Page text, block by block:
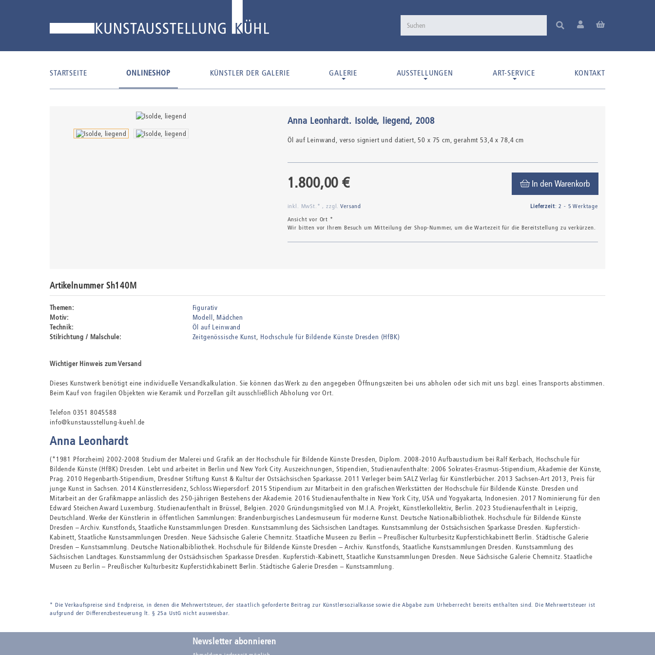
STARTSEITE ONLINESHOP KÜNSTLER DER GALERIE GALERIE AUSSTELLUNGEN ART-SERVICE KONTAKT
Anna Leonhardt. Isolde, liegend, 2008
Öl auf Leinwand, verso signiert und datiert, 50 x 75 cm, gerahmt 53,4 x 78,4 cm
1.800,00 €
inkl. MwSt.* , zzgl.Versand
In den Warenkorb
Lieferzeit: 2 - 5 Werktage
Ansicht vor Ort *
Wir bitten vor Ihrem Besuch um Mitteilung der Shop-Nummer, um die Wartezeit für die Bereitstellung zu verkürzen.
Artikelnummer Sh140M
Themen:
Figurativ
Motiv:
Modell
Mädchen
Technik:
Öl auf Leinwand
Stilrichtung / Malschule:
Zeitgenössische Kunst Hochschule für Bildende Künste Dresden (HfBK)
Wichtiger Hinweis zum Versand
Dieses Kunstwerk benötigt eine individuelle Versandkalkulation. Sie können das Werk zu den angegeben Öffnungszeiten bei uns abholen oder sich mit uns bzgl. eines Transports abstimmen.
Beim Kauf von fragilen Objekten wie Keramik und Porzellan gilt ausschließlich Abholung vor Ort.
Telefon 0351 8045588
info@kunstausstellung-kuehl.de
Anna Leonhardt
(*1981 Pforzheim) 2002-2008 Studium der Malerei und Grafik an der Hochschule für Bildende Künste Dresden, Diplom. 2008-2010 Aufbaustudium bei Ralf Kerbach, Hochschule für
Bildende Künste (HfBK) Dresden. Lebt und arbeitet in Berlin und New York City. Auszeichnungen, Stipendien, Studienaufenthalte: 2006 Sokrates-Erasmus-Stipendium, Akademie der Künste,
Prag. 2010 Hegenbarth-Stipendium, Dresdner Stiftung Kunst & Kultur der Ostsächsischen Sparkasse. 2011 Verleger beim SALZ Verlag für Künstlerbücher. 2013 Sachsen-Art 2013, Preis für
junge Kunst in Sachsen. 2014 Künstlerresidenz, Schloss Wiepersdorf. 2015 Stipendium zur Mitarbeit in den grafischen Werkstätten der Hochschule für Bildende Künste. Dresden und
Mitarbeit an der Grafikmappe anlässlich des 250-jährigen Bestehens der Akademie. 2016 Studienaufenthalte in New York City, USA und Yogyakarta, Indonesien. 2017 Nominierung für den
Edward Steichen Award Luxemburg. Studienaufenthalt in Brüssel, Belgien. 2020 Gründungsmitglied von M.I.A. Projekt, Künstlerkollektiv, Berlin. 2023 Studienaufenthalt in Leipzig,
Deutschland. Werke der Künstlerin in öffentlichen Sammlungen: Brandenburgisches Landesmuseum für moderne Kunst. Deutsche Nationalbibliothek. Hochschule für Bildende Künste
Dresden – Archiv. Kunstfonds, Staatliche Kunstsammlungen Dresden. Kunstsammlung des Sächsischen Landtages. Kunstsammlung der Ostsächsischen Sparkasse Dresden. Kupferstich-
Kabinett, Staatliche Kunstsammlungen Dresden. Neue Sächsische Galerie Chemnitz. Staatliche Museen zu Berlin – Preußischer Kulturbesitz Kupferstichkabinett Berlin. Städtische Galerie
Dresden – Kunstsammlung. Deutsche Nationalbibliothek. Hochschule für Bildende Künste Dresden – Archiv. Kunstfonds, Staatliche Kunstsammlungen Dresden. Kunstsammlung des
Sächsischen Landtages. Kunstsammlung der Ostsächsischen Sparkasse Dresden. Kupferstich-Kabinett, Staatliche Kunstsammlungen Dresden. Neue Sächsische Galerie Chemnitz. Staatliche
Museen zu Berlin – Preußischer Kulturbesitz Kupferstichkabinett Berlin. Städtische Galerie Dresden – Kunstsammlung.
* Die Verkaufspreise sind Endpreise, in denen die Mehrwertsteuer, der staatlich geforderte Beitrag zur Künstlersozialkasse sowie die Abgabe zum Urheberrecht bereits enthalten sind. Die Mehrwertsteuer ist
aufgrund der Differenzbesteuerung lt. § 25a UstG nicht ausweisbar.
Newsletter abonnieren